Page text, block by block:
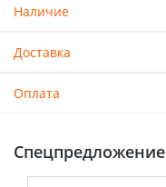
Наличие
Доставка
Оплата
Спецпредложение